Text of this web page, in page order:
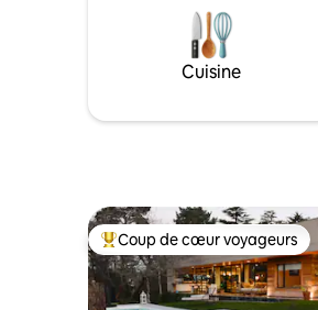
Cuisine
Coups de cœur voyageurs les
Coup de cœur voyageurs